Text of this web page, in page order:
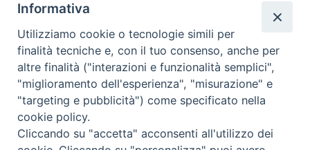
Centralino Curia Vescovile
0541 913711
Indirizzo
47864 PENNABILLI (RN)
Informativa
Utilizziamo cookie o tecnologie simili per
finalità tecniche e, con il tuo consenso, anche per
altre finalità ("interazioni e funzionalità semplici",
"miglioramento dell'esperienza", "misurazione" e
"targeting e pubblicità") come specificato nella
cookie policy.
Cliccando su "accetta" acconsenti all'utilizzo dei